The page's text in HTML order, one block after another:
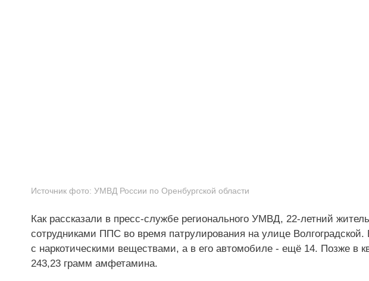
Источник фото: УМВД России по Оренбургской области
Как рассказали в пресс-службе регионального УМВД, 22-летний
сотрудниками ППС во время патрулирования на улице
с наркотическими веществами, а в его автомобиле - ещё 14. Позже в
243,23 грамм амфетамина.